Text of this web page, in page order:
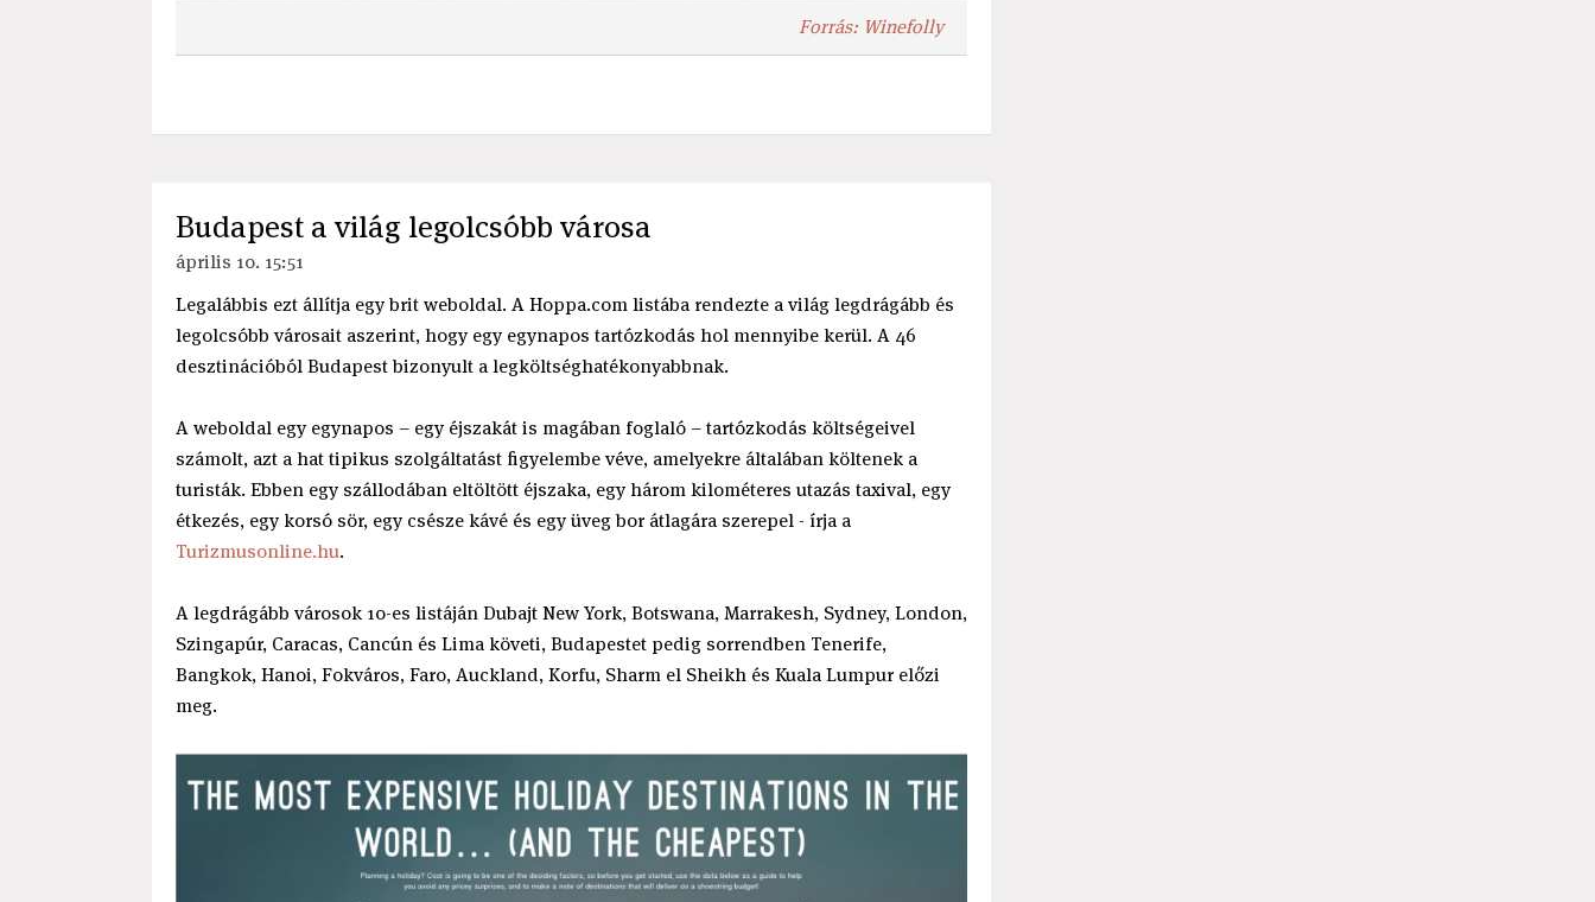
Forrás: Winefolly
Budapest a világ legolcsóbb városa
április 10. 15:51
Legalábbis ezt állítja egy brit weboldal. A Hoppa.com listába rendezte a világ legdrágább és
legolcsóbb városait aszerint, hogy egy egynapos tartózkodás hol mennyibe kerül. A 46
desztinációból Budapest bizonyult a legköltséghatékonyabbnak.
A weboldal egy egynapos – egy éjszakát is magában foglaló – tartózkodás költségeivel
számolt, azt a hat tipikus szolgáltatást figyelembe véve, amelyekre általában költenek a
turisták. Ebben egy szállodában eltöltött éjszaka, egy három kilométeres utazás taxival, egy
étkezés, egy korsó sör, egy csésze kávé és egy üveg bor átlagára szerepel - írja a
Turizmusonline.hu.
A legdrágább városok 10-es listáján Dubajt New York, Botswana, Marrakesh, Sydney, London,
Szingapúr, Caracas, Cancún és Lima követi, Budapestet pedig sorrendben Tenerife,
Bangkok, Hanoi, Fokváros, Faro, Auckland, Korfu, Sharm el Sheikh és Kuala Lumpur előzi
meg.